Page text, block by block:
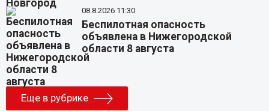
08.8.2026 11:30
Беспилотная опасность
объявлена в Нижегородской
области 8 августа
Еще в рубрике